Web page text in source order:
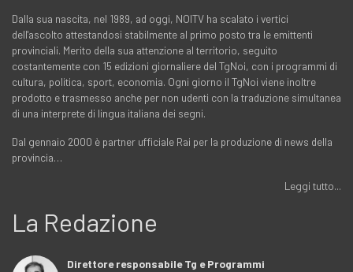
Dalla sua nascita, nel 1989, ad oggi, NOITV ha scalato i vertici
dell'ascolto attestandosi stabilmente al primo posto tra le emittenti
provinciali. Merito della sua attenzione al territorio, seguito
costantemente con 15 edizioni giornaliere del TgNoi, con i programmi di
cultura, politica, sport, economia. Ogni giorno il TgNoi viene inoltre
prodotto e trasmesso anche per non udenti con la traduzione simultanea
di una interprete di lingua italiana dei segni.
Dal gennaio 2000 è partner ufficiale Rai per la produzione di news della
provincia…
Leggi tutto...
La Redazione
Direttore responsabile Tg e Programmi